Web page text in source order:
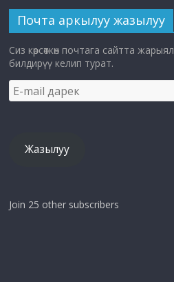
Почта аркылуу жазылуу
Сиз көрсөткөн почтага сайтта
билдирүү келип турат.
E-
mail
Жазылуу
Join 25 other subscribers